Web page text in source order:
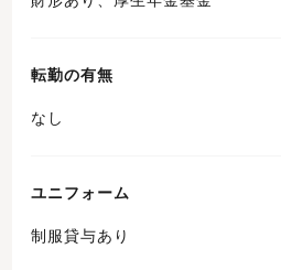
転勤の有無
なし
ユニフォーム
制服貸与あり